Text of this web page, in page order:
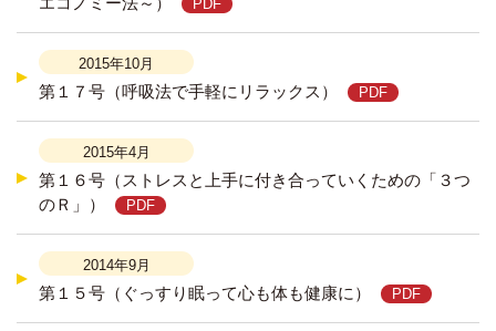
2015年10月
第１７号（呼吸法で手軽にリラックス）
2015年4月
第１６号（ストレスと上手に付き合っていくための「３つ
のＲ」）
2014年9月
第１５号（ぐっすり眠って心も体も健康に）